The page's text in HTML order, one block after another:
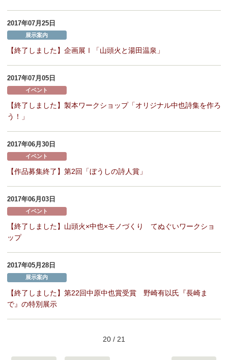
2017年07月25日
展示案内
【終了しました】企画展Ⅰ「山頭火と湯田温泉」
2017年07月05日
イベント
【終了しました】製本ワークショップ「オリジナル中也詩集を作ろ
う！」
2017年06月30日
イベント
【作品募集終了】第2回「ぼうしの詩人賞」
2017年06月03日
イベント
【終了しました】山頭火×中也×モノづくり てぬぐいワークショ
ップ
2017年05月28日
展示案内
【終了しました】第22回中原中也賞受賞 野崎有以氏『長崎ま
で』の特別展示
20 / 21